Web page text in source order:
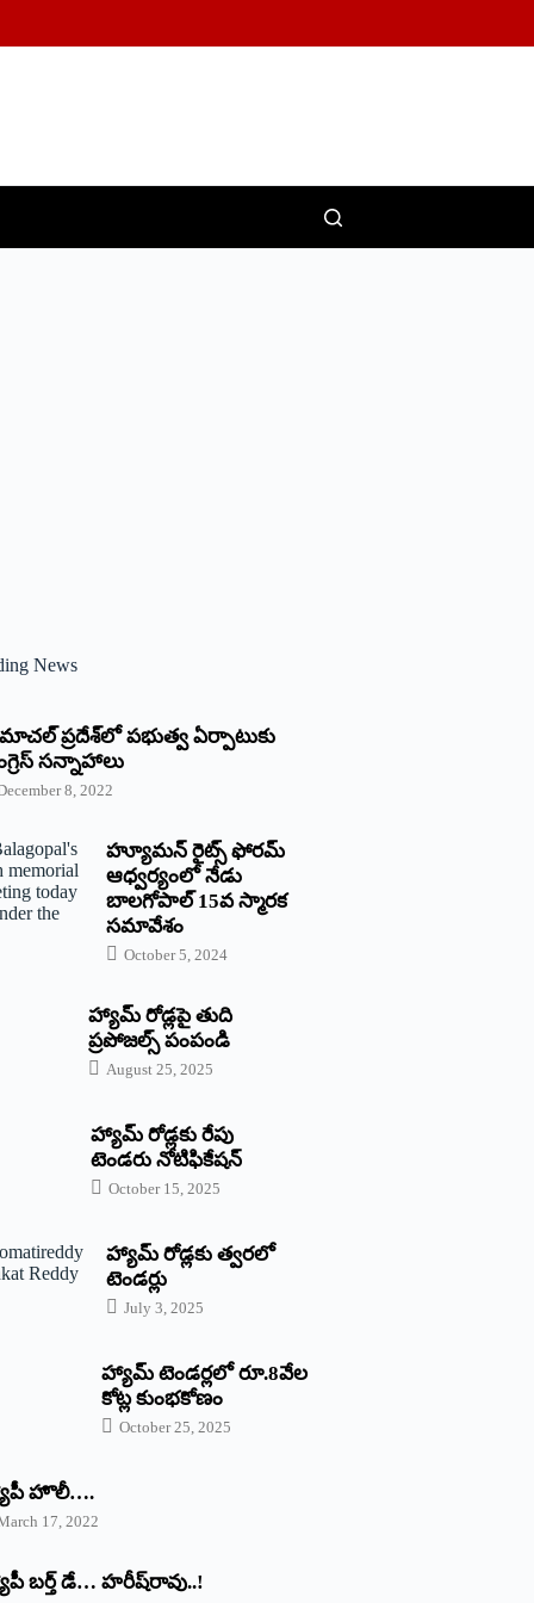
News
‌ప్రదేశ్‌లో పభుత్వ ఏర్పాటుకు
‌సన్నాహాలు
8, 2022
హ్యూమన్‌ రైట్స్‌ ఫోరమ్‌
ఆధ్వర్యంలో నేడు
బాలగోపాల్‌ 15వ స్మారక
సమావేశం
October 5, 2024
హ్యామ్‌ రోడ్లపై తుది
ప్రపోజల్స్‌ పంపండి
August 25, 2025
హ్యామ్‌ రోడ్లకు రేపు
టెండరు నోటిఫికేషన్‌
October 15, 2025
హ్యామ్‌ రోడ్లకు త్వరలో
టెండర్లు
July 3, 2025
హ్యామ్‌ ‌టెండర్లలో రూ.8వేల
కోట్ల కుంభకోణం
October 25, 2025
హొలీ….
17, 2022
బర్త్ ‌డే… హరీష్‌రావు..!